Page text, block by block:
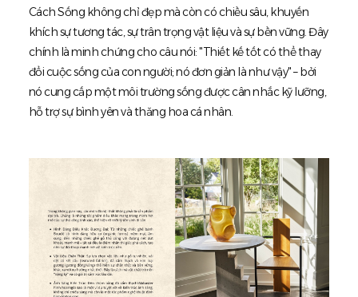
Cách Sống không chỉ đẹp mà còn có chiều sâu, khuyến
khích sự tương tác, sự trân trọng vật liệu và sự bền vững. Đây
chính là minh chứng cho câu nói: "Thiết kế tốt có thể thay
đổi cuộc sống của con người; nó đơn giản là như vậy" – bởi
nó cung cấp một môi trường sống được cân nhắc kỹ lưỡng,
hỗ trợ sự bình yên và thăng hoa cá nhân.